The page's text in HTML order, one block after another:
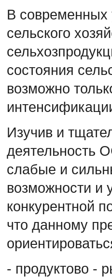
В современных
сельского
состояния
возможно
Изучив и
деятельность
слабые и
возможности и
конкурентной
что данному
- продуктово -